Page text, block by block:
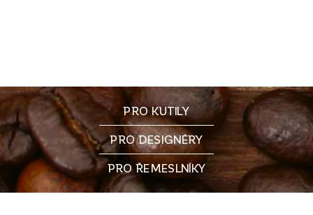
PRO KUTILY
PRO DESIGNÉRY
PRO ŘEMESLNÍKY